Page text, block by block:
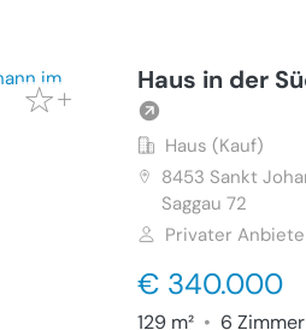
Haus in der
Haus (Kauf)
8453 Sankt
Saggau 72
Privater
€ 340.000
129 m² • 6 Zimmer